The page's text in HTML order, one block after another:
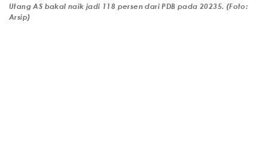
Utang AS bakal naik jadi 118 persen dari PDB pada 20235. (Foto:
Arsip)